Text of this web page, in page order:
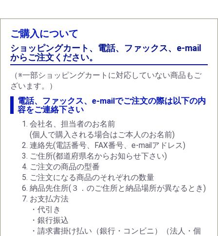
ご購入について
ショッピングカート、電話、ファックス、e-mail
からご注文ください。
（※一部ショッピングカートに対応していない商品もご
ざいます。）
電話、ファックス、e-mailでご注文の際は以下の内
容をご連絡下さい
会社名、担当者のお名前
(個人で購入される場合はご本人のお名前)
連絡先(電話番号、FAX番号、e-mailアドレス)
ご住所(都道府県名からお知らせ下さい)
ご注文の商品の型番
ご注文になる商品のそれぞれの数量
納品先住所(３．のご住所と納品場所が異なるとき)
お支払方法
・代引き
・銀行振込
・請求書掛け払い（銀行・コンビニ）（法人・個